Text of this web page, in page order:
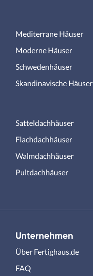
Mediterrane Häuser
Moderne Häuser
Schwedenhäuser
Skandinavische Häuser
Satteldachhäuser
Flachdachhäuser
Walmdachhäuser
Pultdachhäuser
Unternehmen
Über Fertighaus.de
FAQ